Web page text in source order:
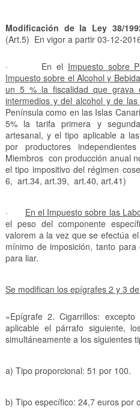
Modificación de la Ley 38/
(Art.5) En vigor a partir 03-12-
· En el Impuesto sobre
Impuesto sobre el Alcohol y
un 5 % la fiscalidad que grava
intermedios y del alcohol y de
Península como en las Islas
5% la tarifa primera y
artesanal, y el tipo aplicable a
por productores
Miembros con producción anual
el tipo impositivo del régimen
6, art.34, art.39, art.40, art.41)
· En el Impuesto sobre las
el peso del componente
valorem a la vez que se efectúa
mínimo de imposición, tanto
para liar.
Se modifican los epígrafes 2 y 3
«Epígrafe 2. Cigarrillos:
aplicable el párrafo siguiente,
simultáneamente a los siguientes
a) Tipo proporcional: 51 por 100.
b) Tipo específico: 24,7 euros por